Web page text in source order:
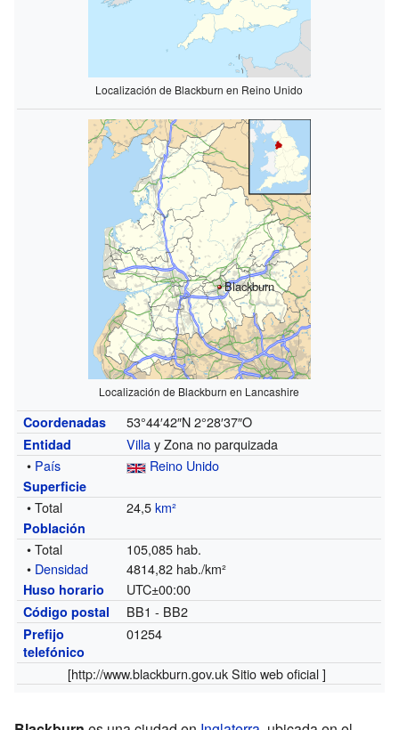
Localización de Blackburn en Reino Unido
Blackburn
Localización de Blackburn en Lancashire
Coordenadas 53°44′42″N 2°28′37″O
Entidad Villay Zona no parquizada
• País Reino Unido
Superficie
• Total 24,5km²
Población
• Total
105,085 hab.
• Densidad 4814,82 hab./km²
Huso horario UTC±00:00
Código postal BB1 - BB2
Prefijo
telefónico
01254
[http://www.blackburn.gov.ukSitio web oficial ]